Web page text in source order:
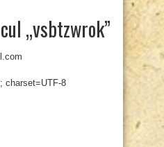
„vsbtzwrok”
charset=UTF-8